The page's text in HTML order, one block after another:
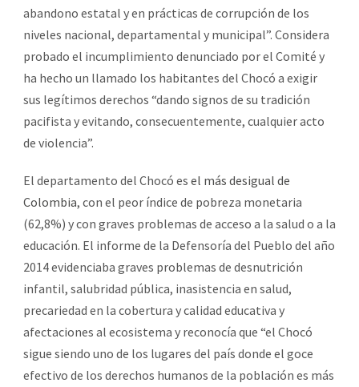
abandono estatal y en prácticas de corrupción de los
niveles nacional, departamental y municipal”. Considera
probado el incumplimiento denunciado por el Comité y
ha hecho un llamado los habitantes del Chocó a exigir
sus legítimos derechos “dando signos de su tradición
pacifista y evitando, consecuentemente, cualquier acto
de violencia”.
El departamento del Chocó es el más desigual de
Colombia, con el peor índice de pobreza monetaria
(62,8%) y con graves problemas de acceso a la salud o a la
educación. El informe de la Defensoría del Pueblo del año
2014 evidenciaba graves problemas de desnutrición
infantil, salubridad pública, inasistencia en salud,
precariedad en la cobertura y calidad educativa y
afectaciones al ecosistema y reconocía que “el Chocó
sigue siendo uno de los lugares del país donde el goce
efectivo de los derechos humanos de la población es más